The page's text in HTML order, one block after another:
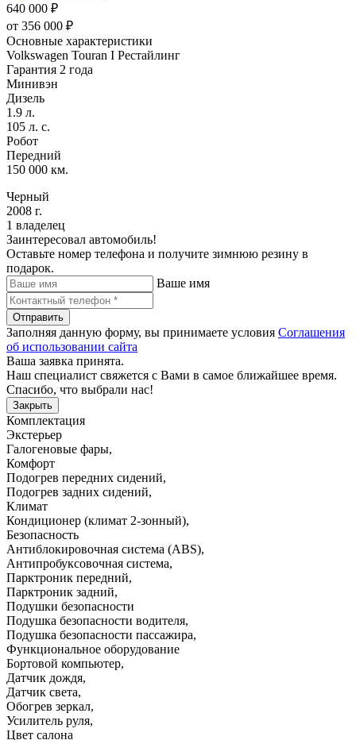
640 000 ₽
от 356 000 ₽
Основные характеристики
Volkswagen Touran I Рестайлинг
Гарантия 2 года
Минивэн
Дизель
1.9 л.
105 л. с.
Робот
Передний
150 000 км.
Черный
2008 г.
1 владелец
Заинтересовал автомобиль!
Оставьте номер телефона и получите зимнюю резину в
подарок.
Ваше имя
Отправить
Заполняя данную форму, вы принимаете условия Соглашения
об использовании сайта
Ваша заявка принята.
Наш специалист свяжется с Вами в самое ближайшее время.
Спасибо, что выбрали нас!
Закрыть
Комплектация
Экстерьер
Галогеновые фары,
Комфорт
Подогрев передних сидений,
Подогрев задних сидений,
Климат
Кондиционер (климат 2-зонный),
Безопасность
Антиблокировочная система (ABS),
Антипробуксовочная система,
Парктроник передний,
Парктроник задний,
Подушки безопасности
Подушка безопасности водителя,
Подушка безопасности пассажира,
Функциональное оборудование
Бортовой компьютер,
Датчик дождя,
Датчик света,
Обогрев зеркал,
Усилитель руля,
Цвет салона